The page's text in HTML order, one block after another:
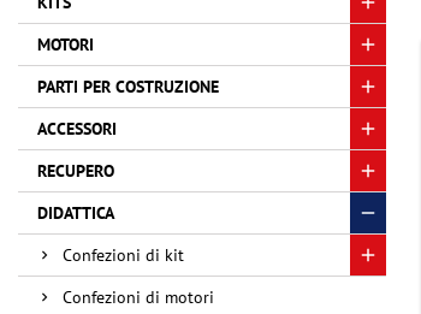
MOTORI
PARTI PER COSTRUZIONE
ACCESSORI
RECUPERO
DIDATTICA
Confezioni di kit
Confezioni di motori